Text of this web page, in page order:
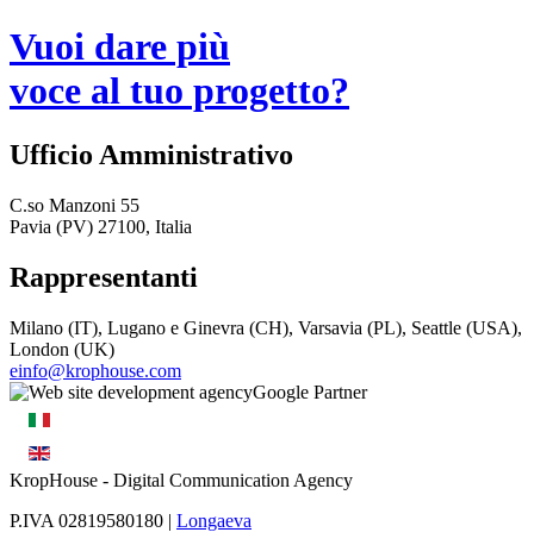
Vuoi dare più
voce al tuo progetto?
Ufficio Amministrativo
C.so Manzoni 55
Pavia (PV) 27100, Italia
Rappresentanti
Milano (IT), Lugano e Ginevra (CH), Varsavia (PL), Seattle (USA),
London (UK)
einfo@krophouse.com
KropHouse - Digital Communication Agency
P.IVA 02819580180 | Longaeva